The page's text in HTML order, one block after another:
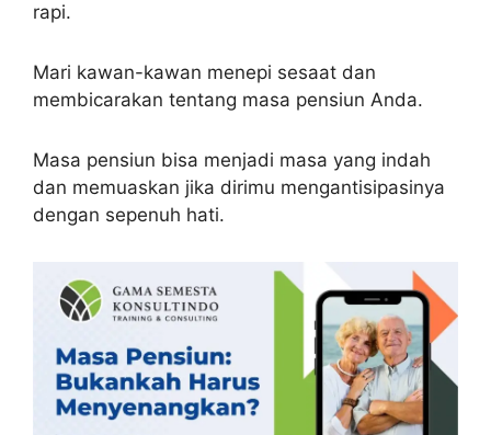
rapi.
Mari kawan-kawan menepi sesaat dan
membicarakan tentang masa pensiun Anda.
Masa pensiun bisa menjadi masa yang indah
dan memuaskan jika dirimu mengantisipasinya
dengan sepenuh hati.